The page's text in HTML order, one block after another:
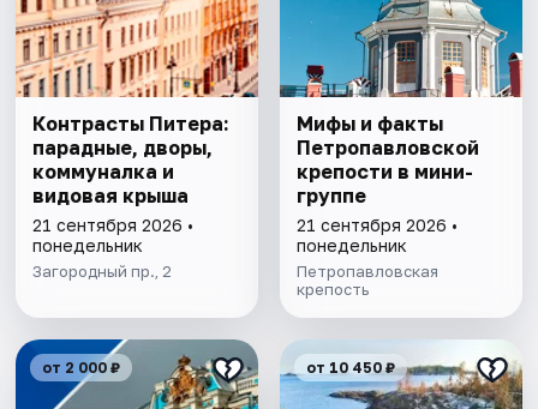
Контрасты Питера:
парадные, дворы,
коммуналка и
видовая крыша
21 сентября 2026 •
понедельник
Загородный пр., 2
Мифы и факты
Петропавловской
крепости в мини-
группе
21 сентября 2026 •
понедельник
Петропавловская
крепость
от 2 000 ₽ от 10 450 ₽